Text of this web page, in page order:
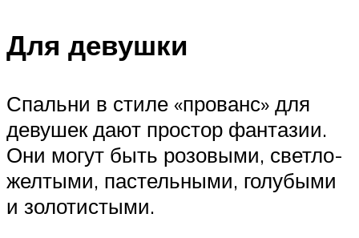
Для девушки
Спальни в стиле «прованс» для
девушек дают простор фантазии.
Они могут быть розовыми, светло-
желтыми, пастельными, голубыми
и золотистыми.